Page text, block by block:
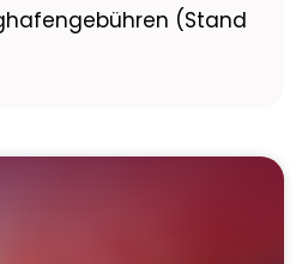
(Stand